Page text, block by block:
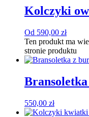
Kolczyki
Od 590,00 zł
Ten produkt ma
stronie produktu
550,00 zł